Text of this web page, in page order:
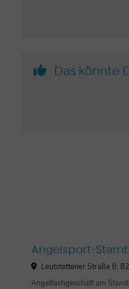
Das könnte
Angelsport-
Leutstettener Straße 8,
Angelfachgeschäft am